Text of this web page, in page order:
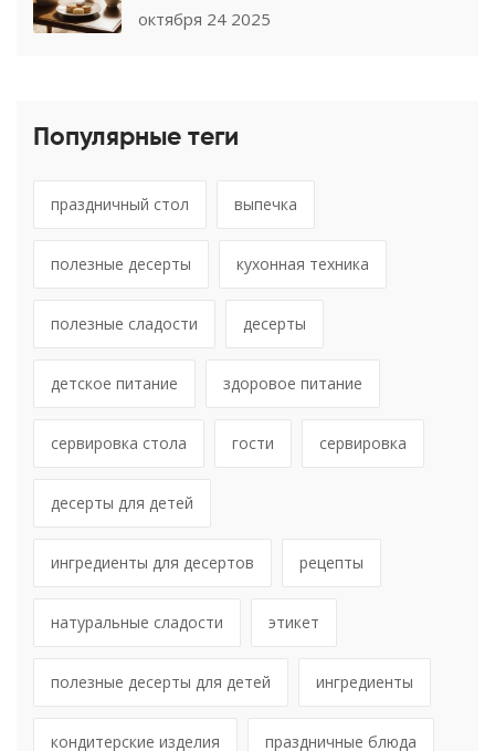
октября 24 2025
Популярные теги
праздничный стол выпечка
полезные десерты кухонная техника
полезные сладости десерты
детское питание здоровое питание
сервировка стола гости сервировка
десерты для детей
ингредиенты для десертов рецепты
натуральные сладости этикет
полезные десерты для детей ингредиенты
кондитерские изделия праздничные блюда